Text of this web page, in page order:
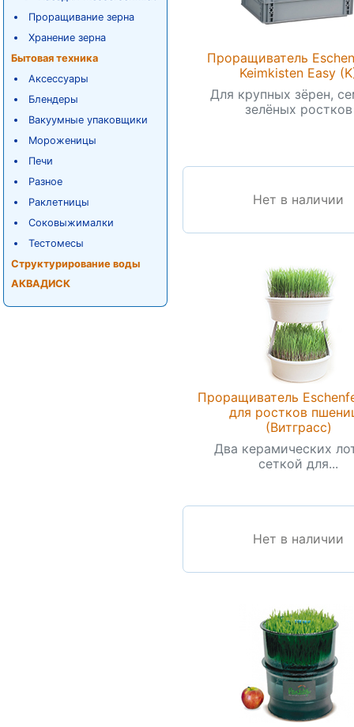
Проращивание зерна
Хранение зерна
Бытовая техника
Аксессуары
Блендеры
Вакуумные упаковщики
Мороженицы
Печи
Разное
Раклетницы
Соковыжималки
Тестомесы
Структурирование воды
АКВАДИСК
Проращиватель
Keimkisten Easy
Для крупных зёрен,
зелёных ростков
Нет в наличии
Проращиватель
для ростков
(Витграсс)
Два керамических
сеткой для...
Нет в наличии